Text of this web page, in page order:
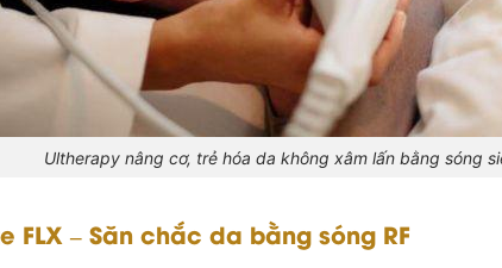
Ultherapy nâng cơ, trẻ hóa da không xâm lấn bằng sóng
FLX – Săn chắc da bằng sóng RF